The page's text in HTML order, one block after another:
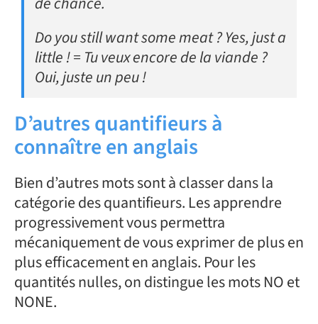
Do you still want some meat ? Yes, just a
little ! = Tu veux encore de la viande ?
Oui, juste un peu !
D’autres quantifieurs à
connaître en anglais
Bien d’autres mots sont à classer dans la
catégorie des quantifieurs. Les apprendre
progressivement vous permettra
mécaniquement de vous exprimer de plus en
plus efficacement en anglais. Pour les
quantités nulles, on distingue les mots NO et
NONE.